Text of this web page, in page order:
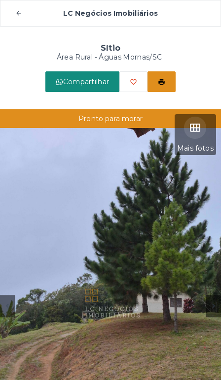
LC Negócios Imobiliários
Sítio
Área Rural - Águas Mornas/SC
Compartilhar
Mais fotos
Pronto para morar